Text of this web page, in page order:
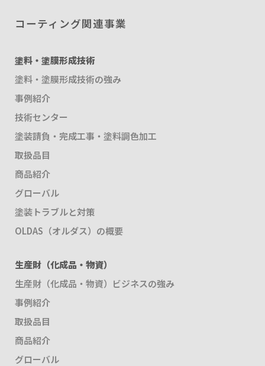
コーティング関連事業
塗料・塗膜形成技術
塗料・塗膜形成技術の強み
事例紹介
技術センター
塗装請負・完成工事・塗料調色加工
取扱品目
商品紹介
グローバル
塗装トラブルと対策
OLDAS（オルダス）の概要
生産財（化成品・物資）
生産財（化成品・物資）ビジネスの強み
事例紹介
取扱品目
商品紹介
グローバル